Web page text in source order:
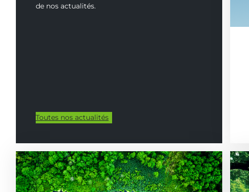
de nos actualités.
Toutes nos actualités